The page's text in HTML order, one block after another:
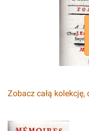
Zobacz całą